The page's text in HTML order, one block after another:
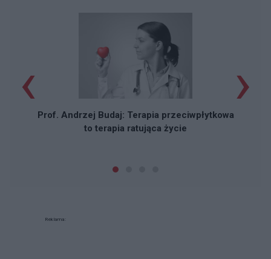
Prof. Andrzej Budaj: Terapia przeciwpłytkowa
to terapia ratująca życie
‹ ›
Reklama: